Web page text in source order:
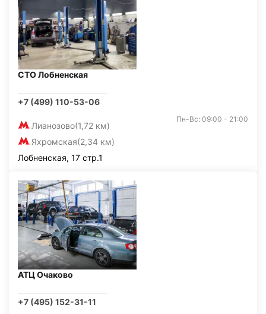
СТО Лобненская
+7 (499) 110-53-06
Лианозово(1,72 км)
Яхромская(2,34 км)
Пн-Вс: 09:00 - 21:00
Лобненская, 17 стр.1
АТЦ Очаково
+7 (495) 152-31-11